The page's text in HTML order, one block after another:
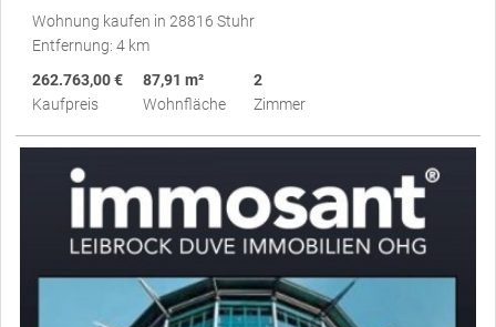
Wohnung kaufen in 28816 Stuhr
Entfernung: 4 km
262.763,00 €
Kaufpreis
87,91 m²
Wohnfläche
2
Zimmer